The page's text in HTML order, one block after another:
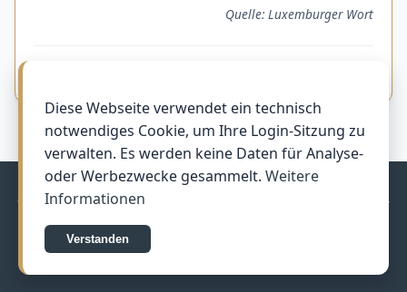
Quelle: Luxemburger Wort
© 2011–2026 InPeace.lu by Ecker Remy & Ecker Jean-Pierre –
In liebevoller Erinnerung
DatenschutzVeröffentlichungsrichtlinien
Diese Webseite verwendet ein technisch
notwendiges Cookie, um Ihre Login-Sitzung zu
verwalten. Es werden keine Daten für Analyse-
oder Werbezwecke gesammelt. Weitere
Informationen
Verstanden